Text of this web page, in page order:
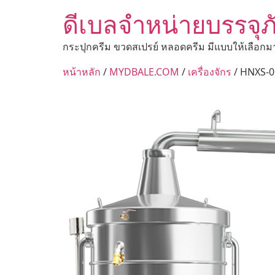
ดีเบลจำหน่ายบรร
กระปุกครีม ขวดสเปรย์ หลอดครีม มีแบบให้เลือกม
หน้าหลัก / MYDBALE.COM / เครื่องจักร /